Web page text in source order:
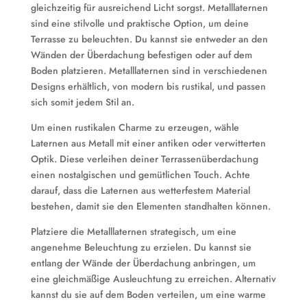
gleichzeitig für ausreichend Licht sorgst. Metalllaternen
sind eine stilvolle und praktische Option, um deine
Terrasse zu beleuchten. Du kannst sie entweder an den
Wänden der Überdachung befestigen oder auf dem
Boden platzieren. Metalllaternen sind in verschiedenen
Designs erhältlich, von modern bis rustikal, und passen
sich somit jedem Stil an.
Um einen rustikalen Charme zu erzeugen, wähle
Laternen aus Metall mit einer antiken oder verwitterten
Optik. Diese verleihen deiner Terrassenüberdachung
einen nostalgischen und gemütlichen Touch. Achte
darauf, dass die Laternen aus wetterfestem Material
bestehen, damit sie den Elementen standhalten können.
Platziere die Metalllaternen strategisch, um eine
angenehme Beleuchtung zu erzielen. Du kannst sie
entlang der Wände der Überdachung anbringen, um
eine gleichmäßige Ausleuchtung zu erreichen. Alternativ
kannst du sie auf dem Boden verteilen, um eine warme